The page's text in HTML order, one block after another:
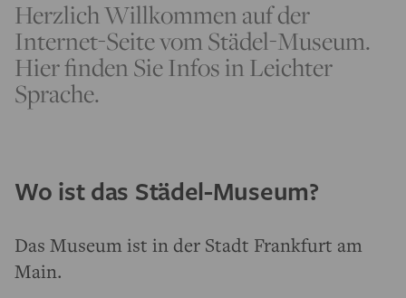
Herzlich Willkommen auf der
Internet-Seite vom Städel-Museum.
Hier finden Sie Infos in Leichter
Sprache.
Wo ist das Städel-Museum?
Das Museum ist in der Stadt Frankfurt am
Main.